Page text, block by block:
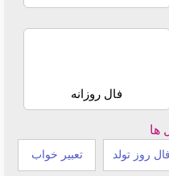
فال روزانه
ها
فال روز تولد تعبیر خواب